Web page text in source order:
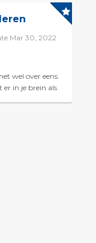
Mar 30, 2022
wel over eens.
er in je brein als